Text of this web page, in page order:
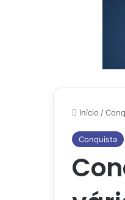
Início /
Conquista